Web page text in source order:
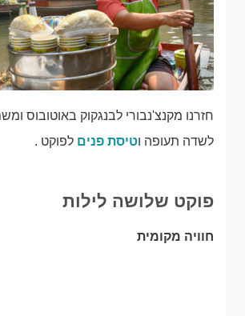
חזרנו מקנצ'נבורי לבנגקוק באוטובוס
לשדה תעופה וטיסת פנים לפוקט .
פוקט שלושה לילות
חוויה מקומית